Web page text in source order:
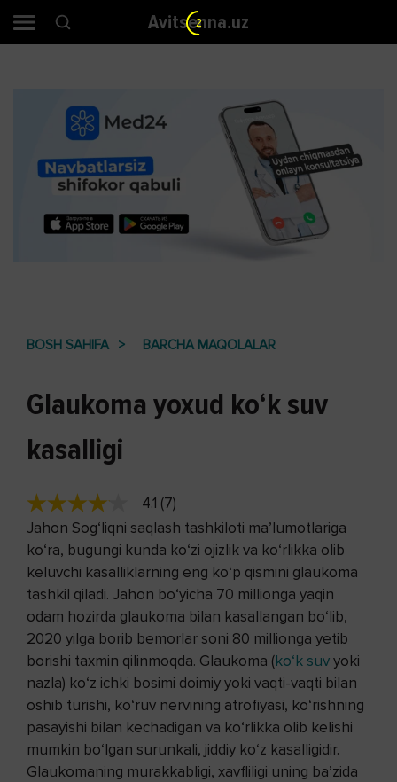
Avitsenna.uz
BOSH SAHIFA BARCHA MAQOLALAR
Glaukoma yoxud ko‘k suv
kasalligi
4.1 (7)
Jahon Sog‘liqni saqlash tashkiloti ma’lumotlariga
ko‘ra, bugungi kunda ko‘zi ojizlik va ko‘rlikka olib
keluvchi kasalliklarning eng ko‘p qismini glaukoma
tashkil qiladi. Jahon bo‘yicha 70 millionga yaqin
odam hozirda glaukoma bilan kasallangan bo‘lib,
2020 yilga borib bemorlar soni 80 millionga yetib
borishi taxmin qilinmoqda. Glaukoma (ko‘k suvyoki
nazla) ko‘z ichki bosimi doimiy yoki vaqti-vaqti bilan
oshib turishi, ko‘ruv nervining atrofiyasi, ko‘rishning
pasayishi bilan kechadigan va ko‘rlikka olib kelishi
mumkin bo‘lgan surunkali, jiddiy ko‘z kasalligidir.
Glaukomaning murakkabligi, xavfliligi uning ba’zida
1